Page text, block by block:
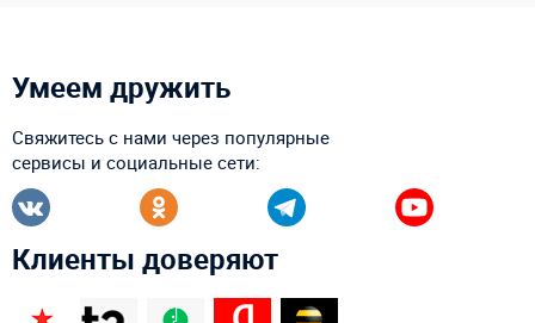
Умеем дружить
Свяжитесь с нами через популярные
сервисы и социальные сети:
Клиенты доверяют